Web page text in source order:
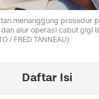
menanggung prosedur
alur operasi cabut gigi
/ FRED TANNEAU)
Daftar Isi